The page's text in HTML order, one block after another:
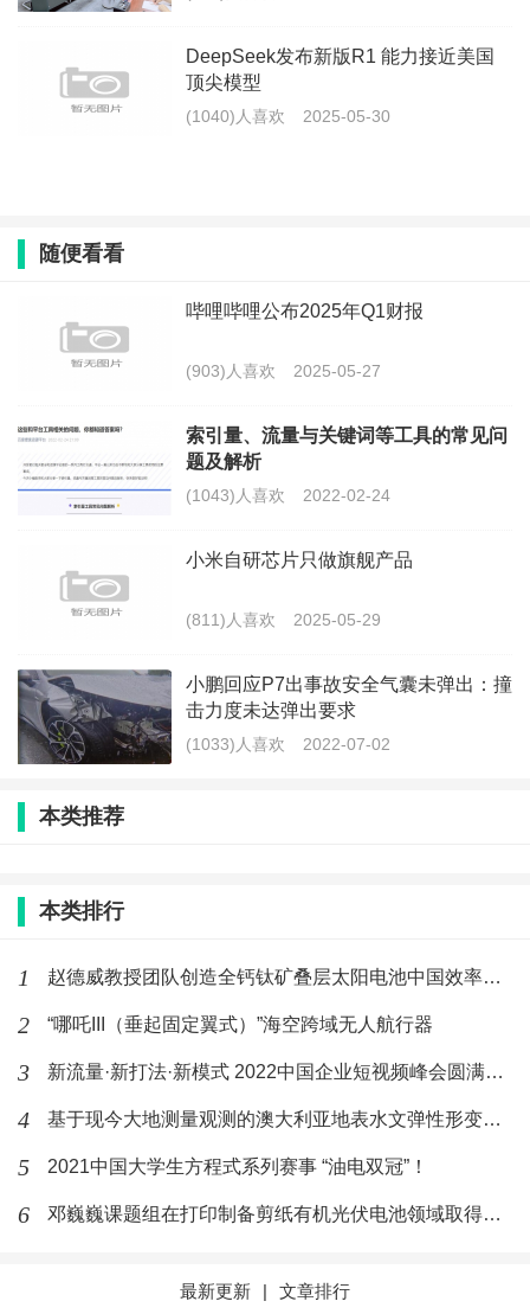
DeepSeek发布新版R1 能力接近美国
顶尖模型
(1040)人喜欢 2025-05-30
随便看看
哔哩哔哩公布2025年Q1财报
(903)人喜欢 2025-05-27
索引量、流量与关键词等工具的常见问
题及解析
(1043)人喜欢 2022-02-24
小米自研芯片只做旗舰产品
(811)人喜欢 2025-05-29
小鹏回应P7出事故安全气囊未弹出：撞
击力度未达弹出要求
(1033)人喜欢 2022-07-02
本类推荐
本类排行
1 赵德威教授团队创造全钙钛矿叠层太阳电池中国效率纪录
2 “哪吒III（垂起固定翼式）”海空跨域无人航行器
3 新流量·新打法·新模式 2022中国企业短视频峰会圆满落幕
4 基于现今大地测量观测的澳大利亚地表水文弹性形变和陆地沉降
5 2021中国大学生方程式系列赛事 “油电双冠”！
6 邓巍巍课题组在打印制备剪纸有机光伏电池领域取得新成果
最新更新 | 文章排行